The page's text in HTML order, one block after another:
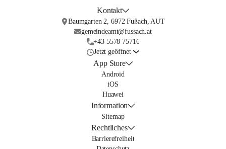
Kontakt
Baumgarten 2, 6972 Fußach, AUT
gemeindeamt@fussach.at
+43 5578 75716
Jetzt geöffnet
App Store
Android
iOS
Huawei
Information
Sitemap
Rechtliches
Barrierefreiheit